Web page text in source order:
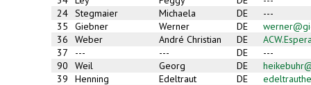
24 Stegmaier Michaela DE
---
35
Giebner Werner DE
36
Weber André Christian DE
37
--- --- DE
---
90
Weil Georg DE
39
Henning Edeltraut DE